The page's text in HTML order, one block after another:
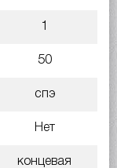
1
50
спэ
Нет
концевая